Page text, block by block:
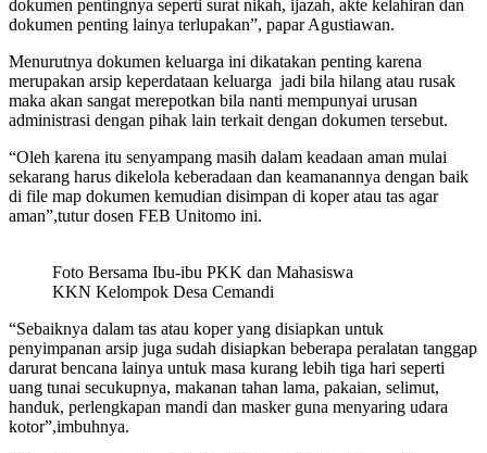
dokumen pentingnya seperti surat nikah, ijazah, akte kelahiran dan
dokumen penting lainya terlupakan”, papar Agustiawan.
Menurutnya dokumen keluarga ini dikatakan penting karena
merupakan arsip keperdataan keluarga jadi bila hilang atau rusak
maka akan sangat merepotkan bila nanti mempunyai urusan
administrasi dengan pihak lain terkait dengan dokumen tersebut.
“Oleh karena itu senyampang masih dalam keadaan aman mulai
sekarang harus dikelola keberadaan dan keamanannya dengan baik
di file map dokumen kemudian disimpan di koper atau tas agar
aman”,tutur dosen FEB Unitomo ini.
Foto Bersama Ibu-ibu PKK dan Mahasiswa
KKN Kelompok Desa Cemandi
“Sebaiknya dalam tas atau koper yang disiapkan untuk
penyimpanan arsip juga sudah disiapkan beberapa peralatan tanggap
darurat bencana lainya untuk masa kurang lebih tiga hari seperti
uang tunai secukupnya, makanan tahan lama, pakaian, selimut,
handuk, perlengkapan mandi dan masker guna menyaring udara
kotor”,imbuhnya.